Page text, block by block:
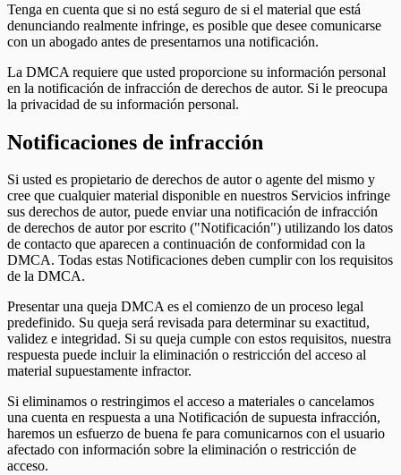
Tenga en cuenta que si no está seguro de si el material que está
denunciando realmente infringe, es posible que desee comunicarse
con un abogado antes de presentarnos una notificación.
La DMCA requiere que usted proporcione su información personal
en la notificación de infracción de derechos de autor. Si le preocupa
la privacidad de su información personal.
Notificaciones de infracción
Si usted es propietario de derechos de autor o agente del mismo y
cree que cualquier material disponible en nuestros Servicios infringe
sus derechos de autor, puede enviar una notificación de infracción
de derechos de autor por escrito ("Notificación") utilizando los datos
de contacto que aparecen a continuación de conformidad con la
DMCA. Todas estas Notificaciones deben cumplir con los requisitos
de la DMCA.
Presentar una queja DMCA es el comienzo de un proceso legal
predefinido. Su queja será revisada para determinar su exactitud,
validez e integridad. Si su queja cumple con estos requisitos, nuestra
respuesta puede incluir la eliminación o restricción del acceso al
material supuestamente infractor.
Si eliminamos o restringimos el acceso a materiales o cancelamos
una cuenta en respuesta a una Notificación de supuesta infracción,
haremos un esfuerzo de buena fe para comunicarnos con el usuario
afectado con información sobre la eliminación o restricción de
acceso.